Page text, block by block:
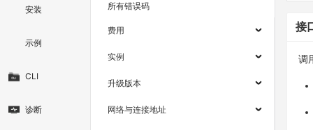
安装
示例
CLI
诊断
所有错误码
费用
实例
升级版本
网络与连接地址
接
调